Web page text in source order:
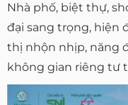
Nhà phố, biệt thự,
đại sang trọng, hiện
thị nhộn nhịp, năng
không gian riêng tư